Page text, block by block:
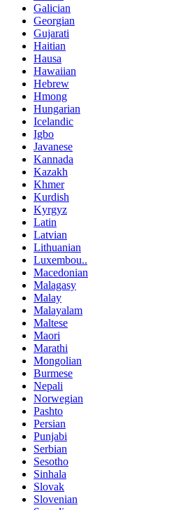
Galician
Georgian
Gujarati
Haitian
Hausa
Hawaiian
Hebrew
Hmong
Hungarian
Icelandic
Igbo
Javanese
Kannada
Kazakh
Khmer
Kurdish
Kyrgyz
Latin
Latvian
Lithuanian
Luxembou..
Macedonian
Malagasy
Malay
Malayalam
Maltese
Maori
Marathi
Mongolian
Burmese
Nepali
Norwegian
Pashto
Persian
Punjabi
Serbian
Sesotho
Sinhala
Slovak
Slovenian